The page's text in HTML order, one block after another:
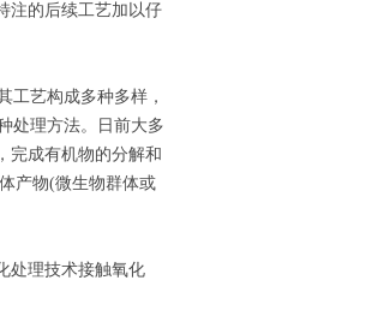
注的后续工艺加以仔
艺构成多种多样，
处理方法。日前大多
完成有机物的分解和
产物(微生物群体或
处理技术接触氧化